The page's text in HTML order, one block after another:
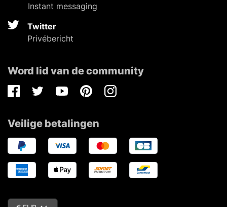
Instant messaging
Twitter
Privébericht
Word lid van de community
FacebookTwitterYoutubePinterestInstagram
Veilige betalingen